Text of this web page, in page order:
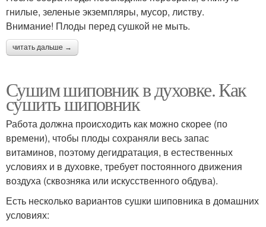
гнилые, зеленые экземпляры, мусор, листву.
Внимание! Плоды перед сушкой не мыть.
читать дальше →
Сушим шиповник в духовке. Как
сушить шиповник
Работа должна происходить как можно скорее (по
времени), чтобы плоды сохраняли весь запас
витаминов, поэтому дегидратация, в естественных
условиях и в духовке, требует постоянного движения
воздуха (сквозняка или искусственного обдува).
Есть несколько вариантов сушки шиповника в домашних
условиях: